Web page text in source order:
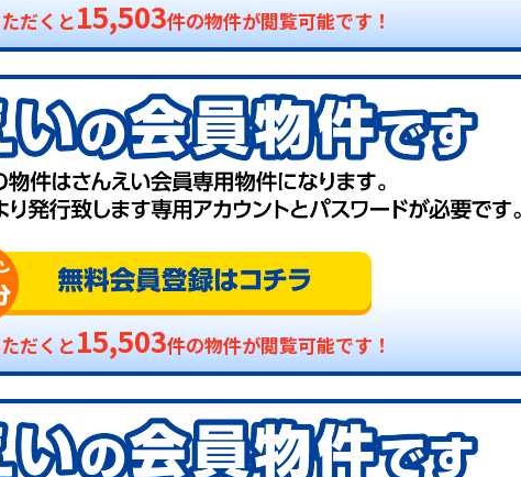
だくと15,503件の物件が閲覧可能です！
だくと15,503件の物件が閲覧可能です！